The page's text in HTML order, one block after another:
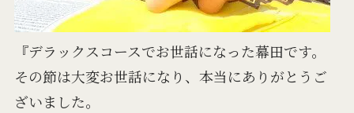
『デラックスコースでお世話になった幕田です。
その節は大変お世話になり、本当にありがとうご
ざいました。